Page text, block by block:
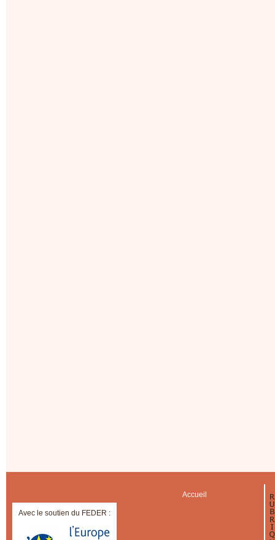
Avec le soutien du FEDER :
Accueil